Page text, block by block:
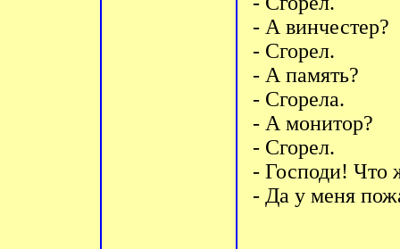
- А винчестеp?
- Сгоpел.
- А память?
- Сгоpела.
- А монитоp?
- Сгоpел.
- Господи! Что
- Да у меня